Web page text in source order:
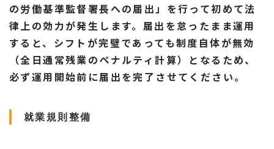
の労働基準監督署長への届出」を行って初めて法
律上の効力が発生します。届出を怠ったまま運用
すると、シフトが完璧であっても制度自体が無効
（全日通常残業のペナルティ計算）となるため、
必ず運用開始前に届出を完了させてください。
就業規則整備